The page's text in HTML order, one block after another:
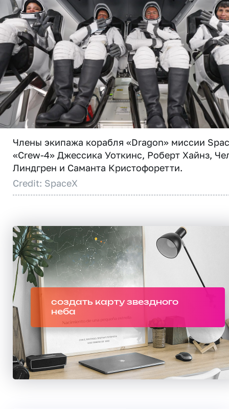
Члены экипажа корабля «Dragon» миссии
«Crew-4» Джессика Уоткинс, Роберт Хайнз,
Линдгрен и Саманта Кристофоретти.
Credit: SpaceX
создать карту звездного
неба